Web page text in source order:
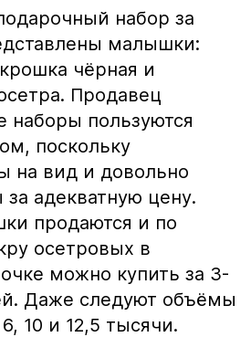
набор за
малышки:
чёрная и
Продавец
наборы пользуются
поскольку
на вид и довольно
адекватную цену.
продаются и по
осетровых в
можно купить за 3-
Даже следуют объёмы
10 и 12,5 тысячи.